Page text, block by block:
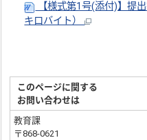
【様式第1号(添付)】提
キロバイト）
このページに関する
お問い合わせは
教育課
〒868-0621